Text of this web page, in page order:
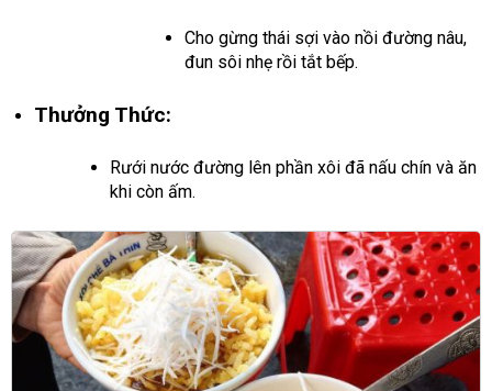
Cho gừng thái sợi vào nồi đường nâu,
đun sôi nhẹ rồi tắt bếp.
Thưởng Thức:
Rưới nước đường lên phần xôi đã nấu chín và ăn
khi còn ấm.